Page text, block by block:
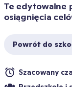
Te edytowalne
Powrót do
Szacowany